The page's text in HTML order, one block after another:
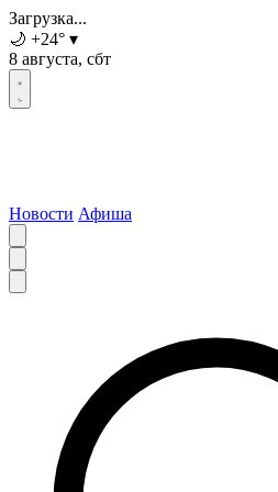
Загрузка...
🌙 +24° ▾
8 августа, сбт
Новости Афиша